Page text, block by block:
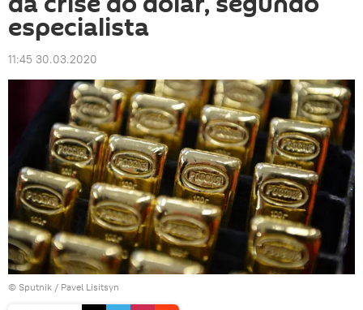
especialista
11:45 30.03.2020
© Sputnik / Pavel Lisitsyn